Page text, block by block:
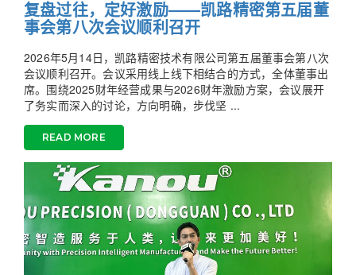
复盘过往，定好激励——凯路精密第五届董
事会第八次会议顺利召开
2026年5月14日，凯路精密技术有限公司第五届董事会第八次
会议顺利召开。会议采用线上线下相结合的方式，全体董事出
席。围绕2025财年经营成果与2026财年激励方案，会议展开
了务实而深入的讨论，方向明确，步伐坚 ...
READ MORE